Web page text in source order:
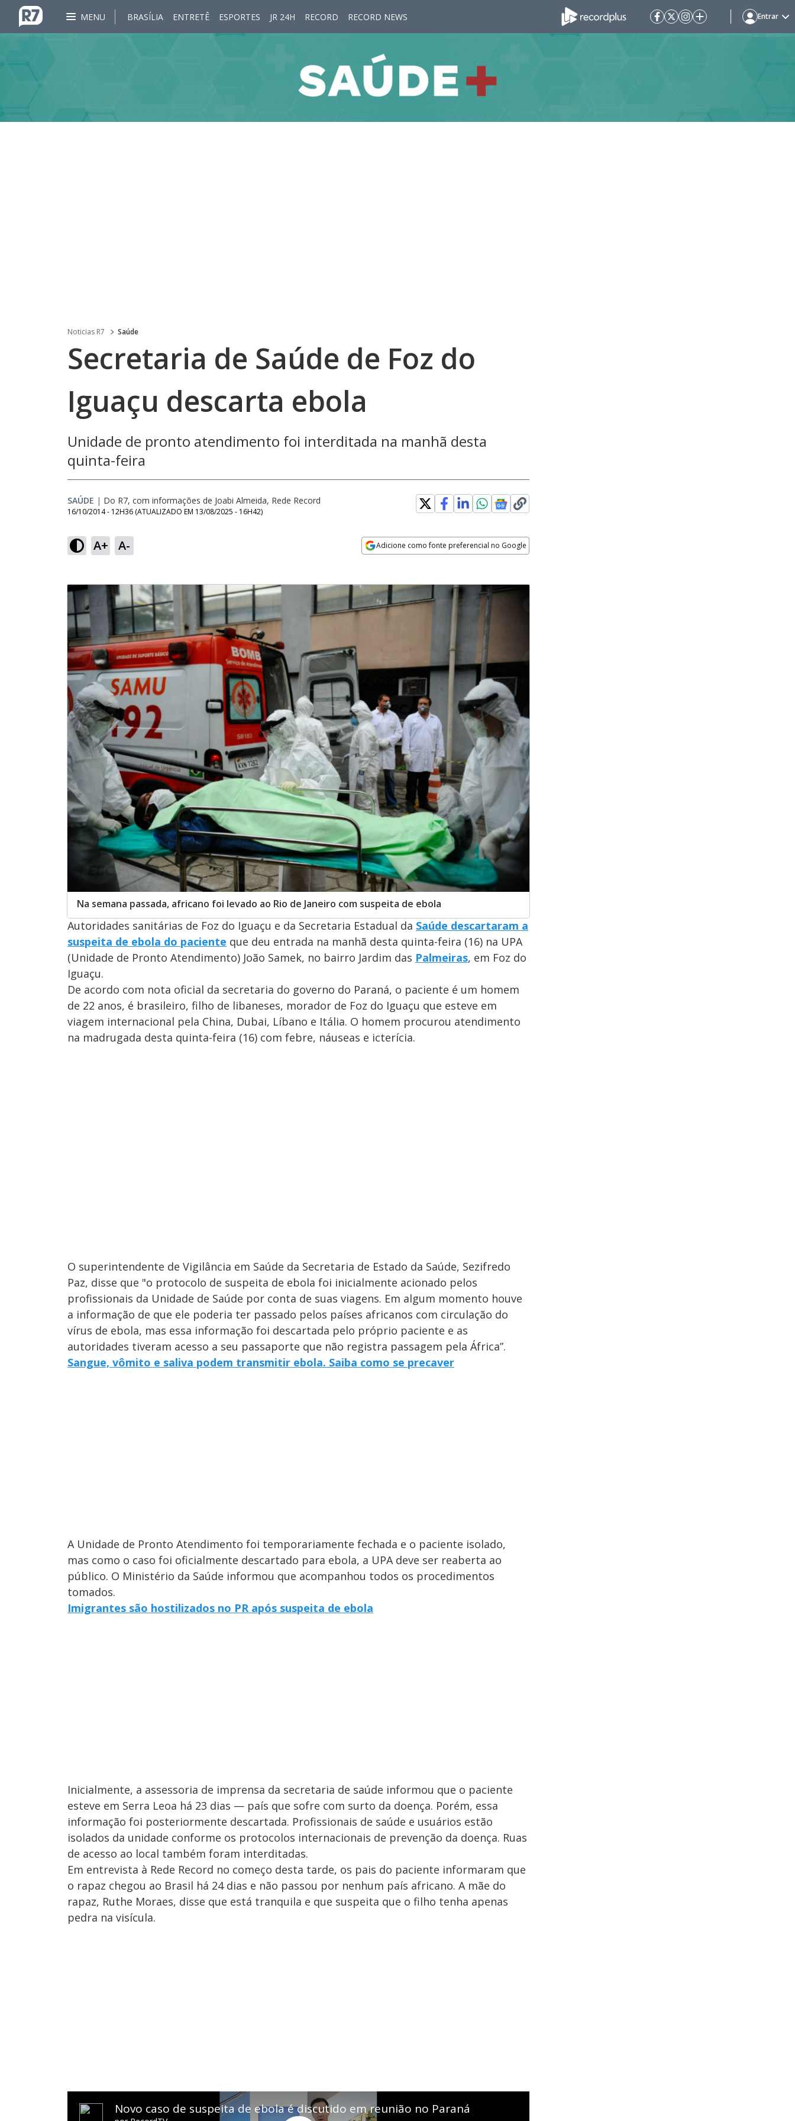
MENU BRASÍLIA ENTRETÊ ESPORTES JR 24H RECORD RECORD NEWS Entrar
Noticias R7 Saúde
Secretaria de Saúde de Foz do
Iguaçu descarta ebola
Unidade de pronto atendimento foi interditada na manhã desta
quinta-feira
SAÚDE | Do R7, com informações de Joabi Almeida, Rede Record
16/10/2014 - 12H36 (ATUALIZADO EM 13/08/2025 - 16H42)
A+ A- Adicione como fonte preferencial no Google
Na semana passada, africano foi levado ao Rio de Janeiro com suspeita de ebola
Autoridades sanitárias de Foz do Iguaçu e da Secretaria Estadual da Saúde descartaram a
suspeita de ebola do paciente que deu entrada na manhã desta quinta-feira (16) na UPA
(Unidade de Pronto Atendimento) João Samek, no bairro Jardim das Palmeiras, em Foz do
Iguaçu.
De acordo com nota oficial da secretaria do governo do Paraná, o paciente é um homem
de 22 anos, é brasileiro, filho de libaneses, morador de Foz do Iguaçu que esteve em
viagem internacional pela China, Dubai, Líbano e Itália. O homem procurou atendimento
na madrugada desta quinta-feira (16) com febre, náuseas e icterícia.
O superintendente de Vigilância em Saúde da Secretaria de Estado da Saúde, Sezifredo
Paz, disse que "o protocolo de suspeita de ebola foi inicialmente acionado pelos
profissionais da Unidade de Saúde por conta de suas viagens. Em algum momento houve
a informação de que ele poderia ter passado pelos países africanos com circulação do
vírus de ebola, mas essa informação foi descartada pelo próprio paciente e as
autoridades tiveram acesso a seu passaporte que não registra passagem pela África”.
Sangue, vômito e saliva podem transmitir ebola. Saiba como se precaver
A Unidade de Pronto Atendimento foi temporariamente fechada e o paciente isolado,
mas como o caso foi oficialmente descartado para ebola, a UPA deve ser reaberta ao
público. O Ministério da Saúde informou que acompanhou todos os procedimentos
tomados.
Imigrantes são hostilizados no PR após suspeita de ebola
Inicialmente, a assessoria de imprensa da secretaria de saúde informou que o paciente
esteve em Serra Leoa há 23 dias — país que sofre com surto da doença. Porém, essa
informação foi posteriormente descartada. Profissionais de saúde e usuários estão
isolados da unidade conforme os protocolos internacionais de prevenção da doença. Ruas
de acesso ao local também foram interditadas.
Em entrevista à Rede Record no começo desta tarde, os pais do paciente informaram que
o rapaz chegou ao Brasil há 24 dias e não passou por nenhum país africano. A mãe do
rapaz, Ruthe Moraes, disse que está tranquila e que suspeita que o filho tenha apenas
pedra na visícula.